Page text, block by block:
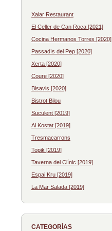
Xalar Restaurant
El Celler de Can Roca [2021]
Cocina Hermanos Torres [2020]
Passadís del Pep [2020]
Xerta [2020]
Coure [2020]
Bisavis [2020]
Bistrot Bilou
Suculent [2019]
Al Kostat [2019]
Tresmacarrons
Topik [2019]
Taverna del Clínic [2019]
Espai Kru [2019]
La Mar Salada [2019]
CATEGORÍAS